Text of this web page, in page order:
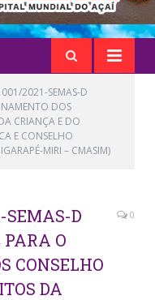
001/2021-SEMAS-D
DOS
CRIANÇA E DO
E CONSELHO
MIRI – CMASIM)
SEMAS-D
PARA O
CONSELHO
DA
0